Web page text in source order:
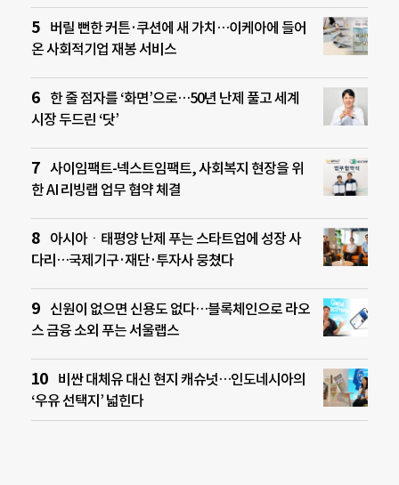
버릴 뻔한 커튼·쿠션에 새 가치…이케아에 들어
온 사회적기업 재봉 서비스
한 줄 점자를 ‘화면’으로…50년 난제 풀고 세계
시장 두드린 ‘닷’
사이임팩트-넥스트임팩트, 사회복지 현장을 위
한 AI 리빙랩 업무 협약 체결
아시아ㆍ태평양 난제 푸는 스타트업에 성장 사
다리…국제기구·재단·투자사 뭉쳤다
신원이 없으면 신용도 없다…블록체인으로 라오
스 금융 소외 푸는 서울랩스
비싼 대체유 대신 현지 캐슈넛…인도네시아의
‘우유 선택지’ 넓힌다